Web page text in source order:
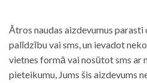
Ātros naudas aizdevumus
palīdzību vai sms, un ievadot
vietnes formā vai nosūtot sms ar
pieteikumu, Jums šis aizdevums